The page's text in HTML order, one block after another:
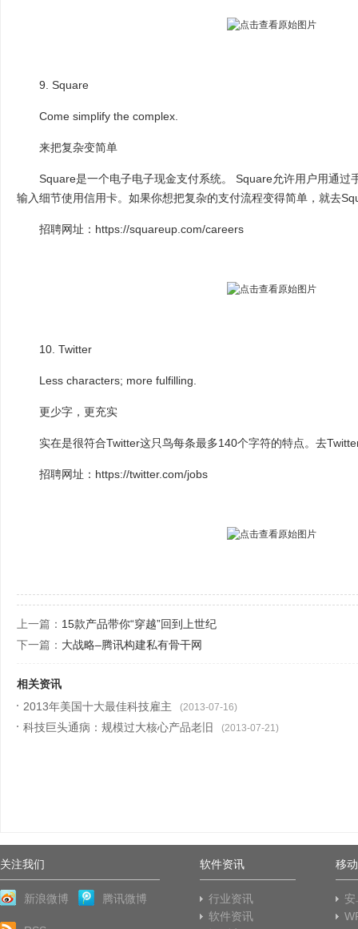
9. Square
Come simplify the complex.
来把复杂变简单
Square是一个电子电子现金支付系统。 Square允许用户用通过
输入细节使用信用卡。如果你想把复杂的支付流程变得简单，就去
招聘网址：https://squareup.com/careers
10. Twitter
Less characters; more fulfilling.
更少字，更充实
实在是很符合Twitter这只鸟每条最多140个字符的特点。去
招聘网址：https://twitter.com/jobs
上一篇： 15款产品带你“穿越”回到上世纪
下一篇： 大战略–腾讯构建私有骨干网
相关资讯
2013年美国十大最佳科技雇主
(2013-07-16)
科技巨头通病：规模过大核心产品老旧 (2013-07-21)
关注我们
新浪微博 腾讯微博
软件资讯
行业资讯
软件资讯
移
安